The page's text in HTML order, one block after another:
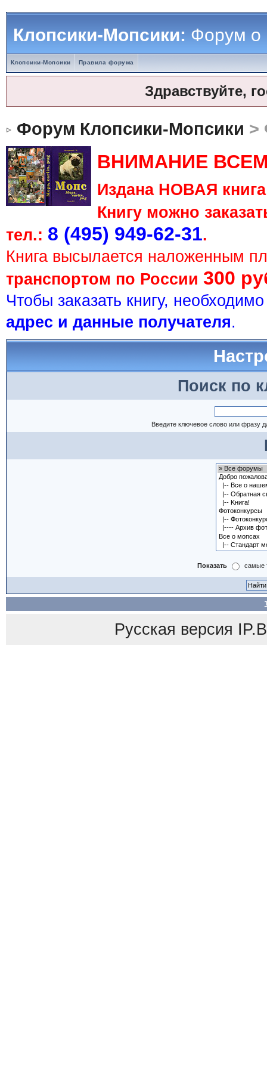
Клопсики-Мопсики:Форум о
Клопсики-Мопсики Правила форума
Здравствуйте,
Форум Клопсики-Мопсики >
ВНИМАНИЕ
Издана НОВАЯ
Книгу можно
тел.: 8 (495) 949-62-31.
Книга высылается наложенным
транспортом по России 300
Чтобы заказать книгу,
адрес и данные получателя.
Поиск по
Введите ключевое слово или фразу
Показать самые
Русская версия